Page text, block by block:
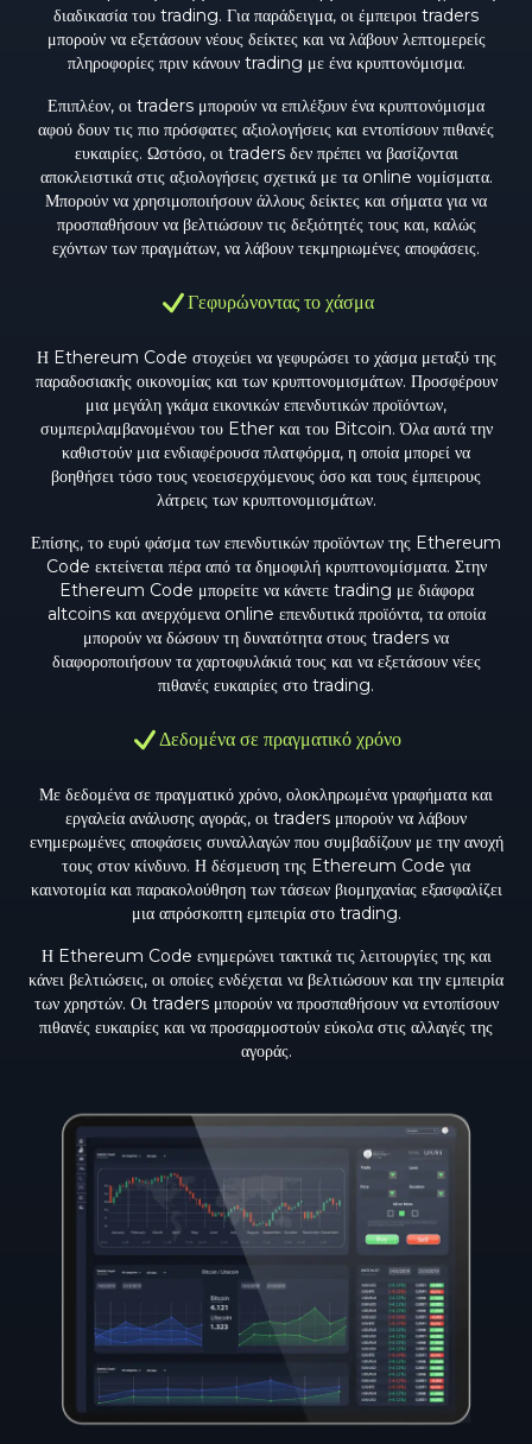
διαδικασία του trading. Για παράδειγμα, οι έμπειροι traders
μπορούν να εξετάσουν νέους δείκτες και να λάβουν λεπτομερείς
πληροφορίες πριν κάνουν trading με ένα κρυπτονόμισμα.
Επιπλέον, οι traders μπορούν να επιλέξουν ένα κρυπτονόμισμα
αφού δουν τις πιο πρόσφατες αξιολογήσεις και εντοπίσουν πιθανές
ευκαιρίες. Ωστόσο, οι traders δεν πρέπει να βασίζονται
αποκλειστικά στις αξιολογήσεις σχετικά με τα online νομίσματα.
Μπορούν να χρησιμοποιήσουν άλλους δείκτες και σήματα για να
προσπαθήσουν να βελτιώσουν τις δεξιότητές τους και, καλώς
εχόντων των πραγμάτων, να λάβουν τεκμηριωμένες αποφάσεις.
Γεφυρώνοντας το χάσμα
Η Ethereum Code στοχεύει να γεφυρώσει το χάσμα μεταξύ της
παραδοσιακής οικονομίας και των κρυπτονομισμάτων. Προσφέρουν
μια μεγάλη γκάμα εικονικών επενδυτικών προϊόντων,
συμπεριλαμβανομένου του Ether και του Bitcoin. Όλα αυτά την
καθιστούν μια ενδιαφέρουσα πλατφόρμα, η οποία μπορεί να
βοηθήσει τόσο τους νεοεισερχόμενους όσο και τους έμπειρους
λάτρεις των κρυπτονομισμάτων.
Επίσης, το ευρύ φάσμα των επενδυτικών προϊόντων της Ethereum
Code εκτείνεται πέρα από τα δημοφιλή κρυπτονομίσματα. Στην
Ethereum Code μπορείτε να κάνετε trading με διάφορα
altcoins και ανερχόμενα online επενδυτικά προϊόντα, τα οποία
μπορούν να δώσουν τη δυνατότητα στους traders να
διαφοροποιήσουν τα χαρτοφυλάκιά τους και να εξετάσουν νέες
πιθανές ευκαιρίες στο trading.
Δεδομένα σε πραγματικό χρόνο
Με δεδομένα σε πραγματικό χρόνο, ολοκληρωμένα γραφήματα και
εργαλεία ανάλυσης αγοράς, οι traders μπορούν να λάβουν
ενημερωμένες αποφάσεις συναλλαγών που συμβαδίζουν με την ανοχή
τους στον κίνδυνο. Η δέσμευση της Ethereum Code για
καινοτομία και παρακολούθηση των τάσεων βιομηχανίας εξασφαλίζει
μια απρόσκοπτη εμπειρία στο trading.
Η Ethereum Code ενημερώνει τακτικά τις λειτουργίες της και
κάνει βελτιώσεις, οι οποίες ενδέχεται να βελτιώσουν και την εμπειρία
των χρηστών. Οι traders μπορούν να προσπαθήσουν να εντοπίσουν
πιθανές ευκαιρίες και να προσαρμοστούν εύκολα στις αλλαγές της
αγοράς.